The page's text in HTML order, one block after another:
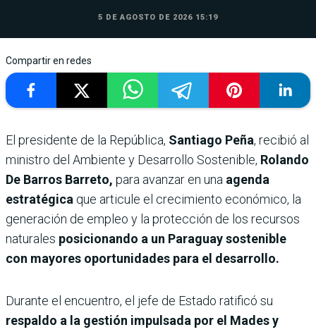
5 DE AGOSTO DE 2026 15:19
Compartir en redes
El presidente de la República, Santiago Peña, recibió al
ministro del Ambiente y Desarrollo Sostenible, Rolando
De Barros Barreto, para avanzar en una agenda
estratégica que articule el crecimiento económico, la
generación de empleo y la protección de los recursos
naturales posicionando a un Paraguay sostenible
con mayores oportunidades para el desarrollo.
Durante el encuentro, el jefe de Estado ratificó su
respaldo a la gestión impulsada por el Mades y